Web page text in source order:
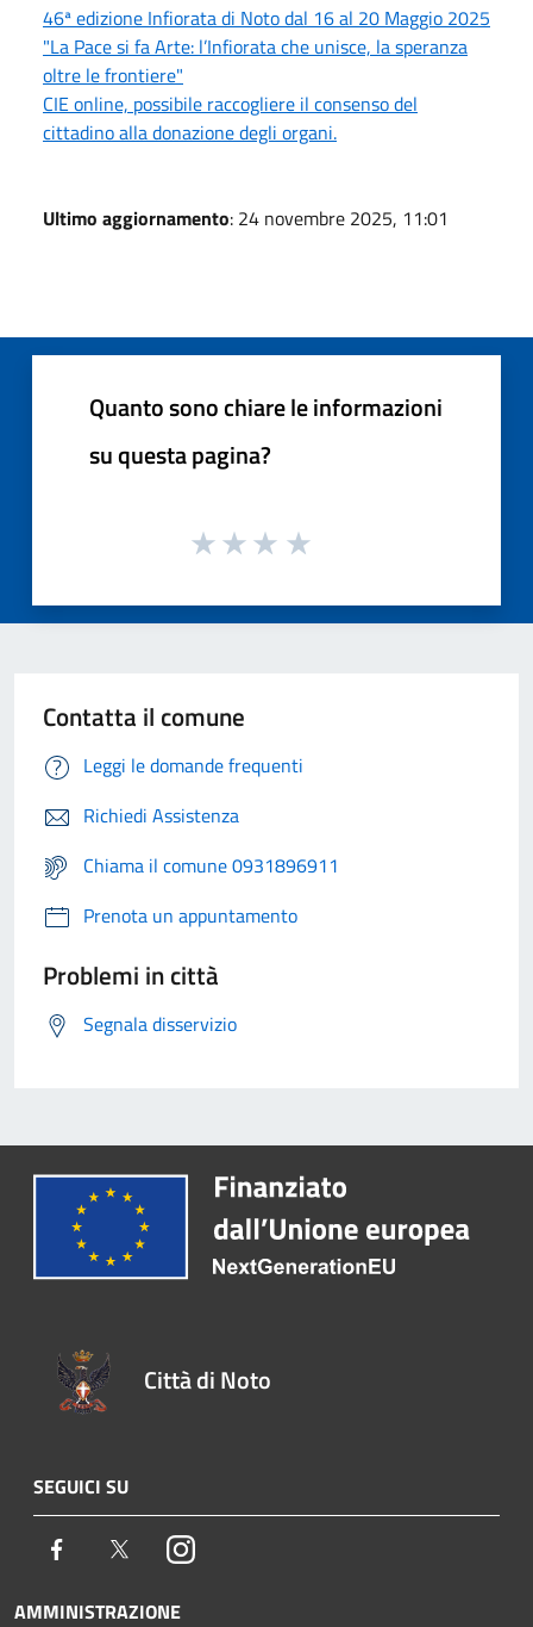
46ª edizione Infiorata di Noto dal 16 al 20 Maggio 2025
"La Pace si fa Arte: l’Infiorata che unisce, la speranza
oltre le frontiere"
CIE online, possibile raccogliere il consenso del
cittadino alla donazione degli organi.
Ultimo aggiornamento: 24 novembre 2025, 11:01
Quanto sono chiare le informazioni
su questa pagina?
Contatta il comune
Leggi le domande frequenti
Richiedi Assistenza
Chiama il comune 0931896911
Prenota un appuntamento
Problemi in città
Segnala disservizio
Città di Noto
SEGUICI SU
Facebook TwitterInstagram
AMMINISTRAZIONE